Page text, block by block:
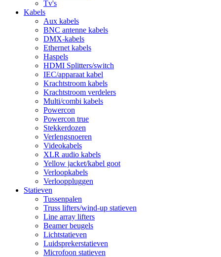
Tv's
Kabels
Aux kabels
BNC antenne kabels
DMX-kabels
Ethernet kabels
Haspels
HDMI Splitters/switch
IEC/apparaat kabel
Krachtstroom kabels
Krachtstroom verdelers
Multi/combi kabels
Powercon
Powercon true
Stekkerdozen
Verlengsnoeren
Videokabels
XLR audio kabels
Yellow jacket/kabel goot
Verloopkabels
Verlooppluggen
Statieven
Tussenpalen
Truss lifters/wind-up statieven
Line array lifters
Beamer beugels
Lichtstatieven
Luidsprekerstatieven
Microfoon statieven